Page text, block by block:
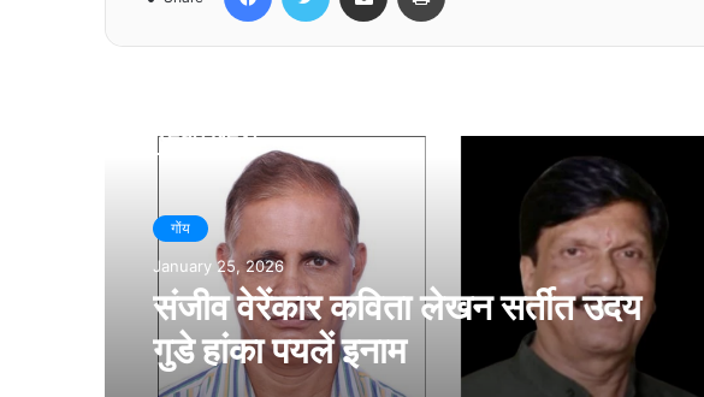
Read Next
गोंय
January 25, 2026
संजीव वेरेंकार कविता लेखन सर्तीत उदय
गुडे हांका पयलें इनाम